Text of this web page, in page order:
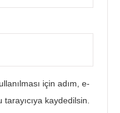
için adım, e-
kaydedilsin.